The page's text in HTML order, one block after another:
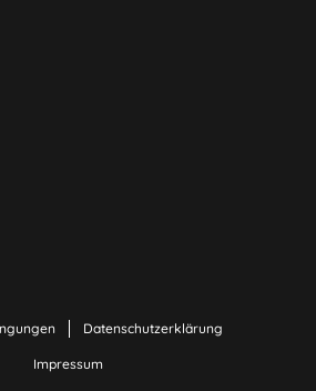
Datenschutzerklärung
Impressum